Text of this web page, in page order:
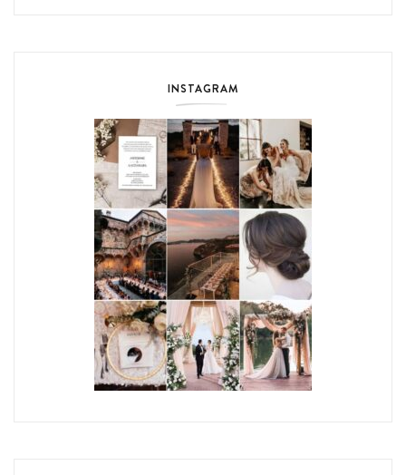
INSTAGRAM